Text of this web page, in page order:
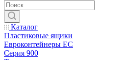
Каталог
Пластиковые ящики
Евроконтейнеры ЕС
Серия 900